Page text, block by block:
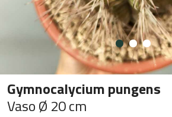
Gymnocalycium pungens
Vaso Ø 20 cm